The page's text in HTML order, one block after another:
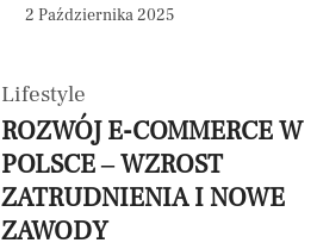
2 Października 2025
Lifestyle
ROZWÓJ E-COMMERCE W
POLSCE – WZROST
ZATRUDNIENIA I NOWE
ZAWODY